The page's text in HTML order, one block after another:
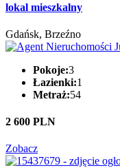
lokal mieszkalny
Gdańsk, Brzeźno
Pokoje:3
Łazienki:1
Metraż:54
2 600 PLN
Zobacz